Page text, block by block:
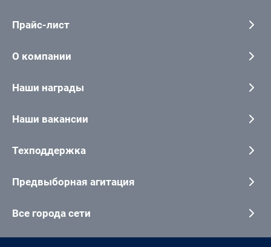
Прайс-лист
О компании
Наши награды
Наши вакансии
Техподдержка
Предвыборная агитация
Все города сети